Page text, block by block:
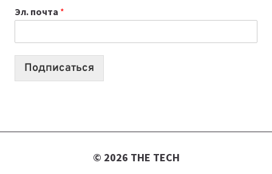
СОЗДАВАТЬ
ПРОДУКТЫ
Эл. почта *
Подписаться
© 2026 THE TECH